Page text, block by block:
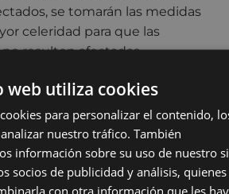
se tomarán las medidas
celeridad para que las
resulten afectadas.
web utiliza cookies
para personalizar el contenido,
nuestro tráfico. También
información sobre su uso de nuestro
socios de publicidad y análisis, quienes
con otra información que les